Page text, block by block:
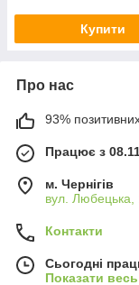
Купити
Про нас
93% позитивних
Працює з
м. Чернігів
вул. Любецька,
Контакти
Сьогодні
Показати